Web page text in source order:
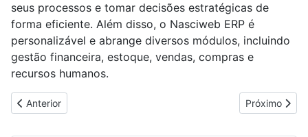
seus processos e tomar decisões estratégicas de
forma eficiente. Além disso, o Nasciweb ERP é
personalizável e abrange diversos módulos, incluindo
gestão financeira, estoque, vendas, compras e
recursos humanos.
Artigo anterior: Sistema para Farmácias, Drogarias e Drugstore
Anterior Próximo
Próximo